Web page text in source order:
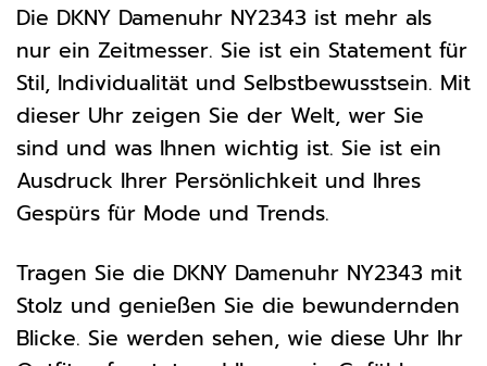
Die DKNY Damenuhr NY2343 ist mehr als
nur ein Zeitmesser. Sie ist ein Statement für
Stil, Individualität und Selbstbewusstsein. Mit
dieser Uhr zeigen Sie der Welt, wer Sie
sind und was Ihnen wichtig ist. Sie ist ein
Ausdruck Ihrer Persönlichkeit und Ihres
Gespürs für Mode und Trends.
Tragen Sie die DKNY Damenuhr NY2343 mit
Stolz und genießen Sie die bewundernden
Blicke. Sie werden sehen, wie diese Uhr Ihr